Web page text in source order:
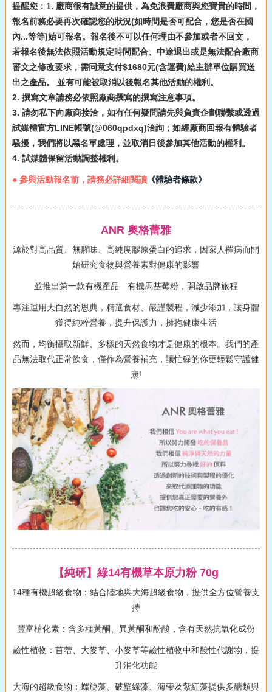
提醒您：1. 廠商很有誠意的提供，為免浪費廠商與您寶貴的時間，
報名前務必要再次確認您的狀況(如時間是否可配合，您是否在國
內...等等)始可報名。報名後不可以任何理由不參加或者不回文，
若報名後無法依照活動規定時間配合、中途退出或是無法配合廠商
審文之修改要求，需同意支付$1680元(含運費)給主辦單位購買送
出之產品。 並有可能被取消以後報名其他活動的權利。
2. 撰寫文章請務必依照廠商撰寫的撰寫注意事項。
3. 請勿私下向廠商接洽，如有任何疑問請先與負責企劃聯繫或透過
試媒體官方LINE帳號(@060qpdxq)洽詢；如經廠商回報有體驗者
騷擾，我們將以黑名單處理，並取消日後參加其他活動的權利。
4. 試媒體保留活動調整權利。
● 參與活動報名前，請務必詳細閱讀 《體驗者條款》
ANR 奧格蕾雅
源於對高品質、無腥味、高純度膠原蛋白的追求，因家人罹病而開
始研究食物與營養素對健康的影響
並推出第一款有機產品—有機馬基莓粉，開啟品牌旅程
專注運用大自然的恩典，精選食材、嚴謹製程，減少添加，讓身體
獲得純粹營養，提升保護力，擁抱健康生活
然而，均衡攝取新鮮、多樣的天然食物才是健康的根本。我們的產
品無法取代正常飲食，僅作為營養補充，讓忙碌的你更輕鬆守護健
康!
【純研】綠14有機草本原力粉 70g
14種有機超級食物：結合陸地與大海超級食物，提供全方位營養支
持
豐富植化素：含多種黃酮、異黃酮和酚酸，含有天然抗氧化成份
鹼性植物：苜蓿、大麥草、小麥草等鹼性植物中和酸性代謝物，提
升消化功能
大海的超級食物：螺旋藻、破壁綠藻、海帶及紫紅藻提供多醣類與